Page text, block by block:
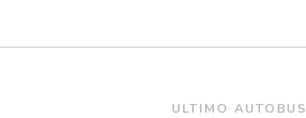
ULTIMO AUTOBUS